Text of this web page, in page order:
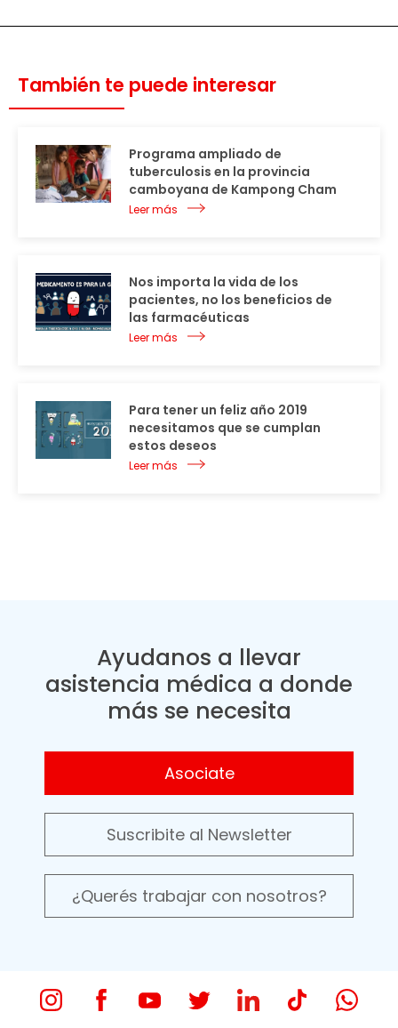
También te puede interesar
Programa ampliado de
tuberculosis en la provincia
camboyana de Kampong Cham
Leer más
Nos importa la vida de los
pacientes, no los beneficios de
las farmacéuticas
Leer más
Para tener un feliz año 2019
necesitamos que se cumplan
estos deseos
Leer más
Ayudanos a llevar
asistencia médica a donde
más se necesita
Asociate
Suscribite al Newsletter
¿Querés trabajar con nosotros?